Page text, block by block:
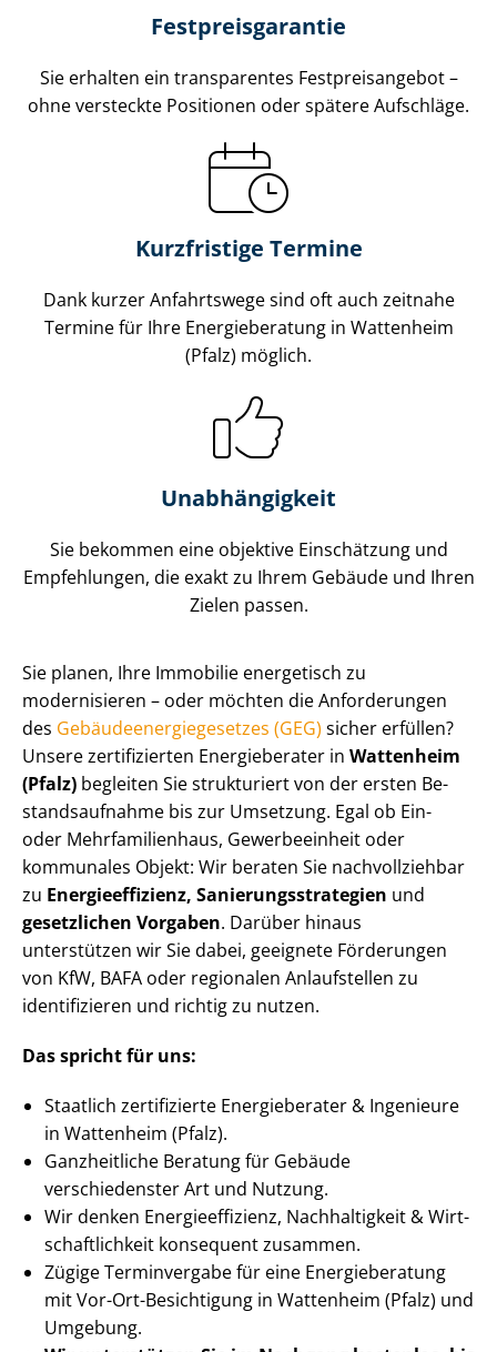
Fest­preis­ga­ran­tie
Sie erhalten ein transparentes Fest­preis­an­ge­bot –
ohne versteckte Positionen oder spätere Aufschläge.
Kurzfristige Termine
Dank kurzer Anfahrtswege sind oft auch zeitnahe
Termine für Ihre Energieberatung in Wattenheim
(Pfalz) möglich.
Unabhängigkeit
Sie bekommen eine objektive Einschätzung und
Empfehlungen, die exakt zu Ihrem Gebäude und Ihren
Zielen passen.
Sie planen, Ihre Immobilie energetisch zu
modernisieren – oder möchten die Anforderungen
des Ge­bäu­de­en­er­gie­ge­set­zes (GEG) sicher erfüllen?
Unsere zertifizierten Energieberater in Wattenheim
(Pfalz) begleiten Sie strukturiert von der ersten Be­
stands­auf­nah­me bis zur Umsetzung. Egal ob Ein-
oder Mehr­fa­mi­li­en­haus, Gewerbeeinheit oder
kommunales Objekt: Wir beraten Sie nachvollziehbar
zu En­er­gie­ef­fi­zi­enz, Sa­nie­rungs­stra­te­gien und
gesetzlichen Vorgaben. Darüber hinaus
unterstützen wir Sie dabei, geeignete Förderungen
von KfW, BAFA oder regionalen Anlaufstellen zu
identifizieren und richtig zu nutzen.
Das spricht für uns:
Staatlich zertifizierte Energieberater & Ingenieure
in Wattenheim (Pfalz).
Ganzheitliche Beratung für Gebäude
verschiedenster Art und Nutzung.
Wir denken En­er­gie­ef­fi­zi­enz, Nachhaltigkeit & Wirt­
schaft­lich­keit konsequent zusammen.
Zügige Terminvergabe für eine Energieberatung
mit Vor-Ort-Besichtigung in Wattenheim (Pfalz) und
Umgebung.